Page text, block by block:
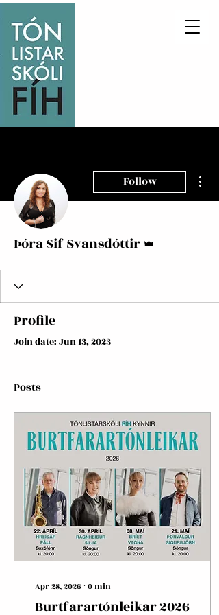
Follow
Þóra Sif Svansdóttir
Profile
Join date: Jun 13, 2023
Posts
Apr 28, 2026 ∙ 0min
Burtfarartónleikar 2026